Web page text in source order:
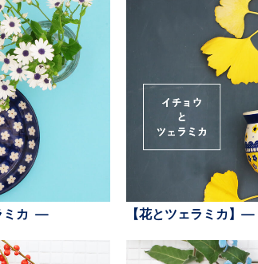
ミカ — 【花とツェラミカ】